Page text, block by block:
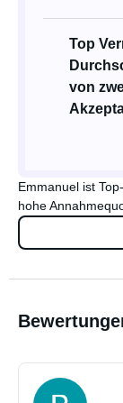
Top
von
Emmanuel ist
hohe